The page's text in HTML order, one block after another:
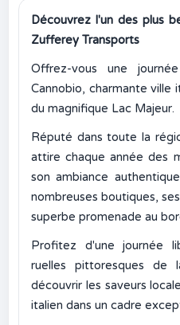
Découvrez l'un des plus
Zufferey Transports
Offrez-vous une
Cannobio, charmante ville
du magnifique Lac Majeur.
Réputé dans toute la
attire chaque année des
son ambiance
nombreuses boutiques,
superbe promenade au
Profitez d'une journée
ruelles pittoresques de
découvrir les saveurs
italien dans un cadre